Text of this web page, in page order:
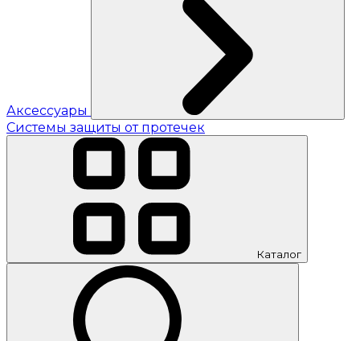
Аксессуары
Системы защиты от протечек
Каталог